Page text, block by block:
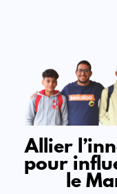
Allier
pour
le